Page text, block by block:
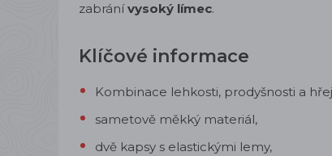
zabránívysoký límec.
Klíčové informace
Kombinace lehkosti, prodyšnosti a
sametově měkký materiál,
dvě kapsy s elastickými lemy,